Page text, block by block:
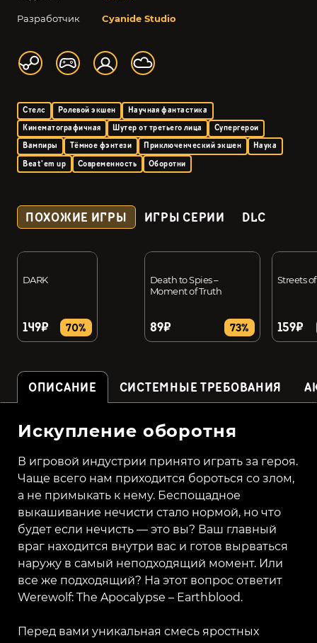
Разработчик
Cyanide Studio
Стелс Ролевой экшен
Научная фантастика
Кинематографичная
Шутер от третьего лица
Супергерои
Вампиры
Тёмное фэнтези Приключенческий экшен
Наука
Beat'em up
Современность Оборотни
ПОХОЖИЕ ИГРЫ ИГРЫ СЕРИИ DLC
DARK
149₽ 70%
Death to Spies –
Moment of Truth
89₽ 73%
Streets
159₽
ОПИСАНИЕ СИСТЕМНЫЕ ТРЕБОВАНИЯ
Искупление оборотня
В игровой индустрии принято играть за героя.
Чаще всего нам приходится бороться со злом,
а не примыкать к нему. Беспощадное
выкашивание нечисти стало нормой, но что
будет если нечисть — это вы? Ваш главный
враг находится внутри вас и готов вырваться
наружу в самый неподходящий момент. Или
все же подходящий? На этот вопрос ответит
Werewolf: The Apocalypse – Earthblood.
Перед вами уникальная смесь яростных